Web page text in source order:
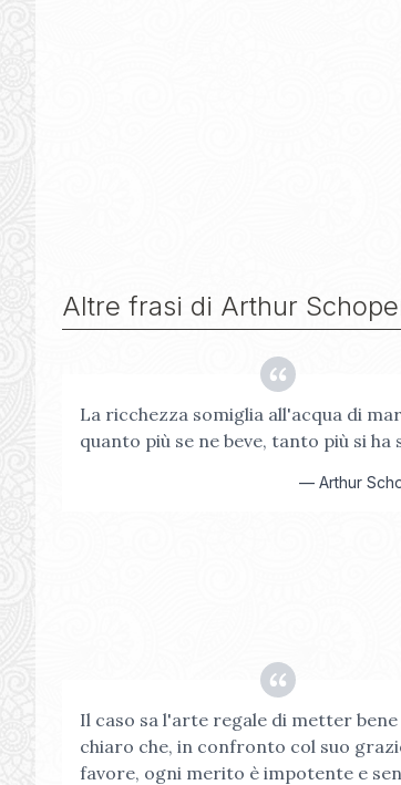
Altre frasi di Arthur
La ricchezza somiglia all'acqua di
quanto più se ne beve, tanto più si ha
—Arthur
Il caso sa l'arte regale di metter
chiaro che, in confronto col suo
favore, ogni merito è impotente e